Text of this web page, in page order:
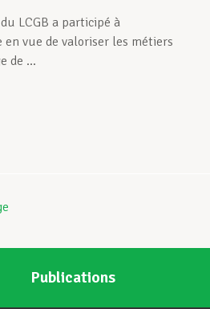
LCGB a participé à
en vue de valoriser les métiers
de ...
Publications